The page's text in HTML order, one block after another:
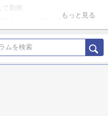
勤務。
ることができる受付の仕事
上げ、後輩の指導にも携わ
する日々。
もっと見る